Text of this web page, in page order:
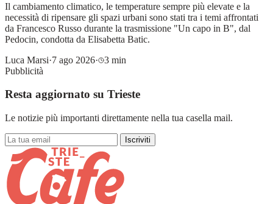
Il cambiamento climatico, le temperature sempre più elevate e la
necessità di ripensare gli spazi urbani sono stati tra i temi affrontati
da Francesco Russo durante la trasmissione "Un capo in B", dal
Pedocin, condotta da Elisabetta Batic.
Luca Marsi·7 ago 2026·
3 min
Pubblicità
Resta aggiornato su Trieste
Le notizie più importanti direttamente nella tua casella mail.
Iscriviti